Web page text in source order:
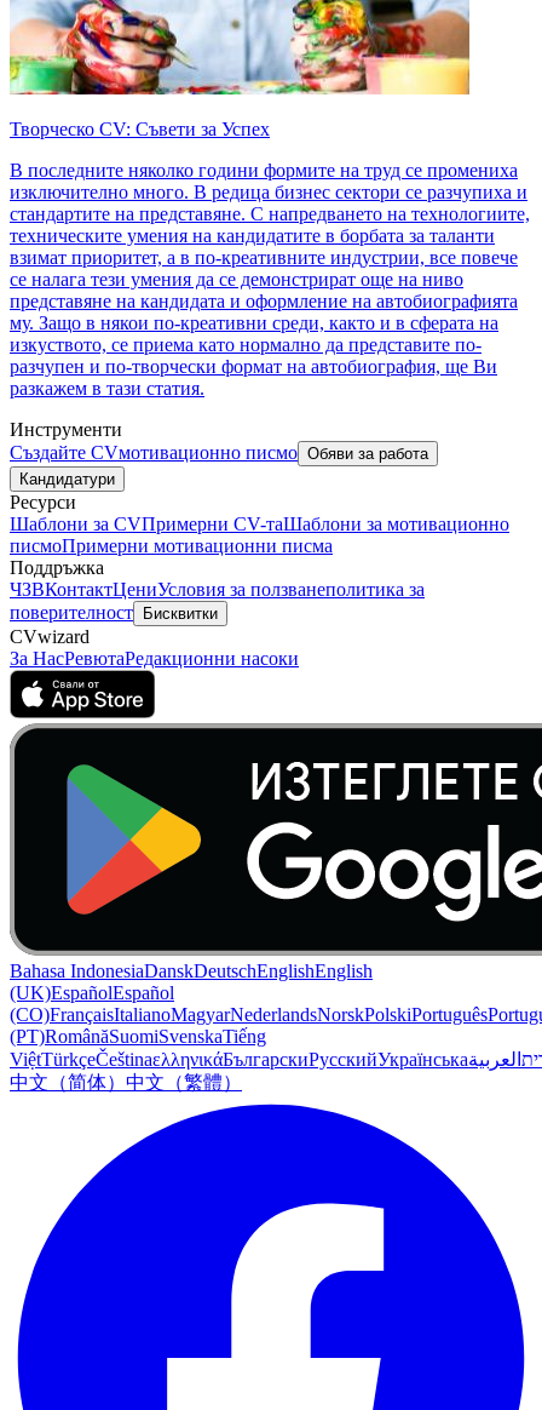
Творческо CV: Съвети за Успех
В последните няколко години формите на труд се промениха
изключително много. В редица бизнес сектори се разчупиха и
стандартите на представяне. С напредването на технологиите,
техническите умения на кандидатите в борбата за таланти
взимат приоритет, а в по-креативните индустрии, все повече
се налага тези умения да се демонстрират още на ниво
представяне на кандидата и оформление на автобиографията
му. Защо в някои по-креативни среди, както и в сферата на
изкуството, се приема като нормално да представите по-
разчупен и по-творчески формат на автобиография, ще Ви
разкажем в тази статия.
Инструменти
Създайте CVмотивационно писмо Обяви за работа
Кандидатури
Ресурси
Шаблони за CVПримерни CV-таШаблони за мотивационно
писмоПримерни мотивационни писма
Поддръжка
ЧЗВКонтактЦениУсловия за ползванеполитика за
поверителност
Бисквитки
CVwizard
За НасРевютаРедакционни насоки
Bahasa IndonesiaDanskDeutschEnglishEnglish
(UK)EspañolEspañol
(CO)FrançaisItalianoMagyarNederlandsNorskPolskiPortuguês
(PT)RomânăSuomiSvenskaTiếng
ViệtTürkçeČeštinaελληνικάБългарскиРусскийУкраїнськаالعربية
中文（简体） 中文（繁體）